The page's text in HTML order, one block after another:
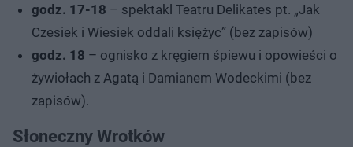
godz. 17-18 – spektakl Teatru Delikates pt. „Jak
Czesiek i Wiesiek oddali księżyc” (bez zapisów)
godz. 18 – ognisko z kręgiem śpiewu i opowieści o
żywiołach z Agatą i Damianem Wodeckimi (bez
zapisów).
Słoneczny Wrotków